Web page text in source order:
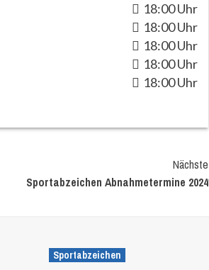
18:00 Uhr
18:00 Uhr
18:00 Uhr
18:00 Uhr
18:00 Uhr
Nächste
Sportabzeichen Abnahmetermine 2024
Sportabzeichen